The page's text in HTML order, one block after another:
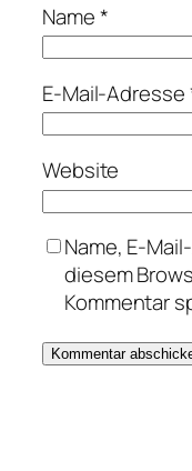
Name*
E-Mail-Adresse
Website
Name, E-
diesem
Kommentar